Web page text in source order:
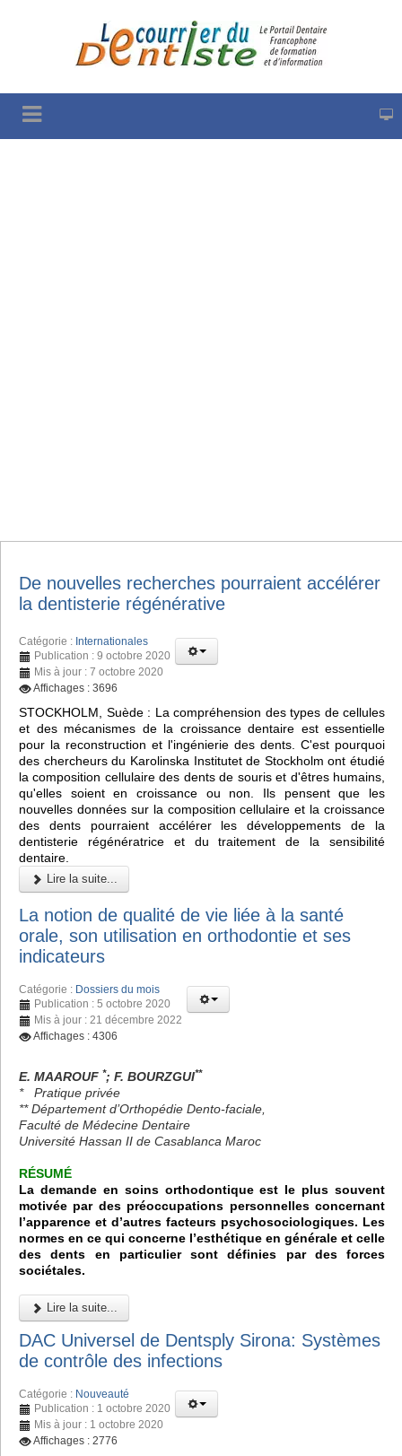
De nouvelles recherches pourraient accélérer
la dentisterie régénérative
Catégorie : Internationales
Publication : 9 octobre 2020
Mis à jour : 7 octobre 2020
Affichages : 3696
STOCKHOLM, Suède : La compréhension des types de cellules
et des mécanismes de la croissance dentaire est essentielle
pour la reconstruction et l'ingénierie des dents. C'est pourquoi
des chercheurs du Karolinska Institutet de Stockholm ont étudié
la composition cellulaire des dents de souris et d'êtres humains,
qu'elles soient en croissance ou non. Ils pensent que les
nouvelles données sur la composition cellulaire et la croissance
des dents pourraient accélérer les développements de la
dentisterie régénératrice et du traitement de la sensibilité
dentaire.
Lire la suite...
La notion de qualité de vie liée à la santé
orale, son utilisation en orthodontie et ses
indicateurs
Catégorie : Dossiers du mois
Publication : 5 octobre 2020
Mis à jour : 21 décembre 2022
Affichages : 4306
E. MAAROUF *; F. BOURZGUI**
* Pratique privée
** Département d’Orthopédie Dento-faciale,
Faculté de Médecine Dentaire
Université Hassan II de Casablanca Maroc
RÉSUMÉ
La demande en soins orthodontique est le plus souvent
motivée par des préoccupations personnelles concernant
l’apparence et d’autres facteurs psychosociologiques. Les
normes en ce qui concerne l’esthétique en générale et celle
des dents en particulier sont définies par des forces
sociétales.
Lire la suite...
DAC Universel de Dentsply Sirona: Systèmes
de contrôle des infections
Catégorie : Nouveauté
Publication : 1 octobre 2020
Mis à jour : 1 octobre 2020
Affichages : 2776